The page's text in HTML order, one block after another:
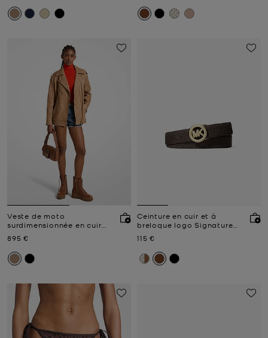
Veste de moto
surdimensionnée en cuir
froissé
Prix actuel
895 €
Ceinture en cuir et à
breloque logo Signature
MK Pop
Prix actuel
115 €